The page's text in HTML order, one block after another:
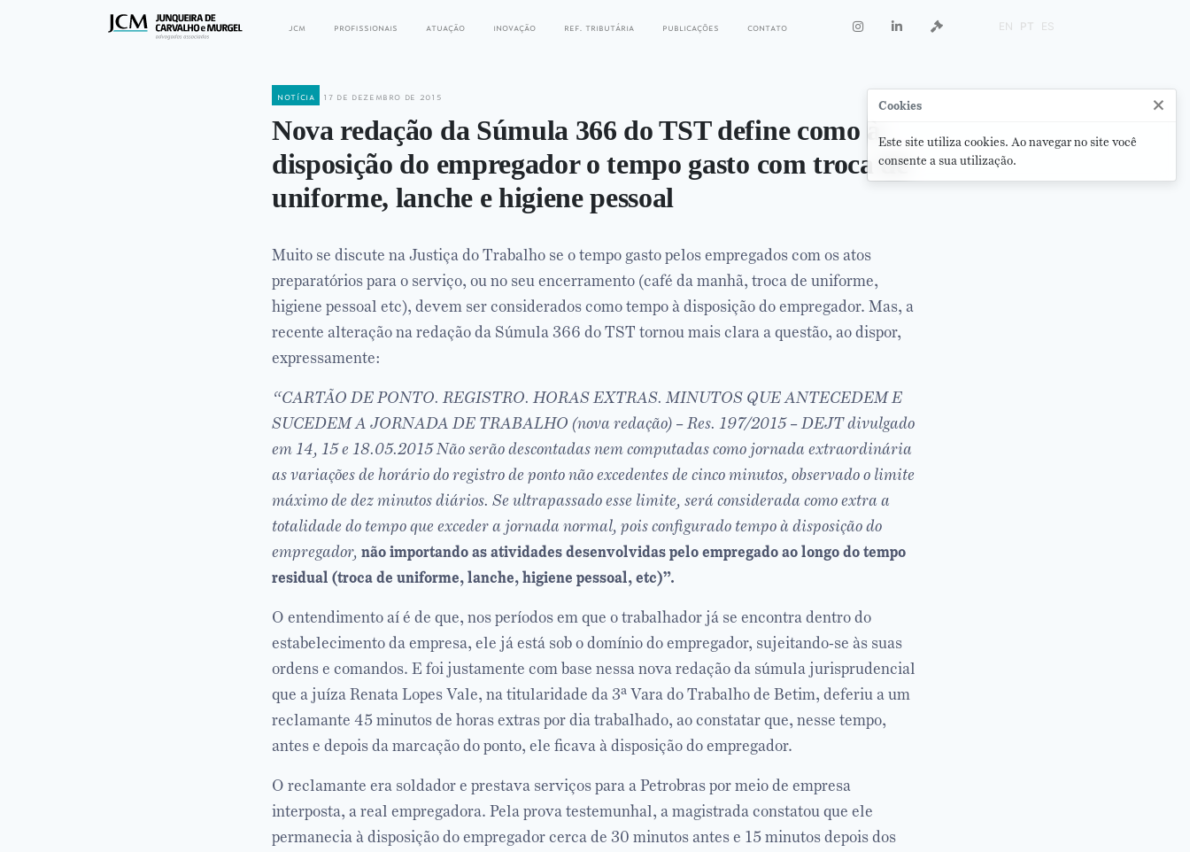
jcm profissionais atuação inovação ref. tributária publicações contato EN PT ES
notícia 17 de dezembro de 2015
Nova redação da Súmula 366 do TST define como à
disposição do empregador o tempo gasto com troca de
uniforme, lanche e higiene pessoal
Muito se discute na Justiça do Trabalho se o tempo gasto pelos empregados com os atos
preparatórios para o serviço, ou no seu encerramento (café da manhã, troca de uniforme,
higiene pessoal etc), devem ser considerados como tempo à disposição do empregador. Mas, a
recente alteração na redação da Súmula 366 do TST tornou mais clara a questão, ao dispor,
expressamente:
“CARTÃO DE PONTO. REGISTRO. HORAS EXTRAS. MINUTOS QUE ANTECEDEM E
SUCEDEM A JORNADA DE TRABALHO (nova redação) – Res. 197/2015 – DEJT divulgado
em 14, 15 e 18.05.2015 Não serão descontadas nem computadas como jornada extraordinária
as variações de horário do registro de ponto não excedentes de cinco minutos, observado o limite
máximo de dez minutos diários. Se ultrapassado esse limite, será considerada como extra a
totalidade do tempo que exceder a jornada normal, pois configurado tempo à disposição do
empregador, não importando as atividades desenvolvidas pelo empregado ao longo do tempo
residual (troca de uniforme, lanche, higiene pessoal, etc)”.
O entendimento aí é de que, nos períodos em que o trabalhador já se encontra dentro do
estabelecimento da empresa, ele já está sob o domínio do empregador, sujeitando-se às suas
ordens e comandos. E foi justamente com base nessa nova redação da súmula jurisprudencial
que a juíza Renata Lopes Vale, na titularidade da 3ª Vara do Trabalho de Betim, deferiu a um
reclamante 45 minutos de horas extras por dia trabalhado, ao constatar que, nesse tempo,
antes e depois da marcação do ponto, ele ficava à disposição do empregador.
O reclamante era soldador e prestava serviços para a Petrobras por meio de empresa
interposta, a real empregadora. Pela prova testemunhal, a magistrada constatou que ele
permanecia à disposição do empregador cerca de 30 minutos antes e 15 minutos depois dos
Cookies ×
Este site utiliza cookies. Ao navegar no site você
consente a sua utilização.